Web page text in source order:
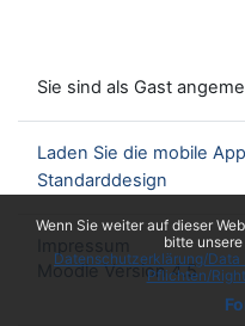
Wenn Sie weiter auf dieser
bitte
Datenschutzerklärung/
Pflichten/
Sie sind als Gast
Laden Sie die mobile App
Standarddesign
Moodle Version 4.5